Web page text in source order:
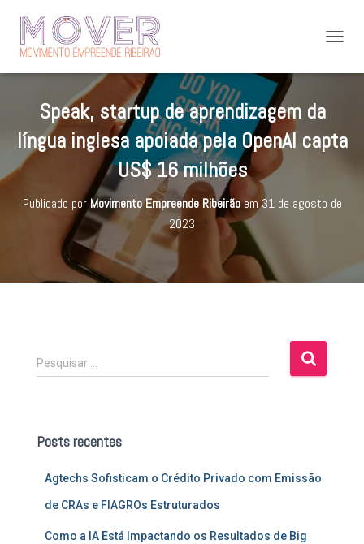
A
V
Ã
Speak, startup de aprendizagem da
língua inglesa apoiada pela OpenAI capta
US$ 16 milhões
Publicado porMovimento Empreende Ribeirãoem31 de agosto de
2023
P
e
i
Pesquisar …
Posts recentes
Agtechs Sofisticam o Crédito Privado com Emissão
de CRAs e FIAGROs Estruturados
Como a IA Está Impactando os Resultados de Big